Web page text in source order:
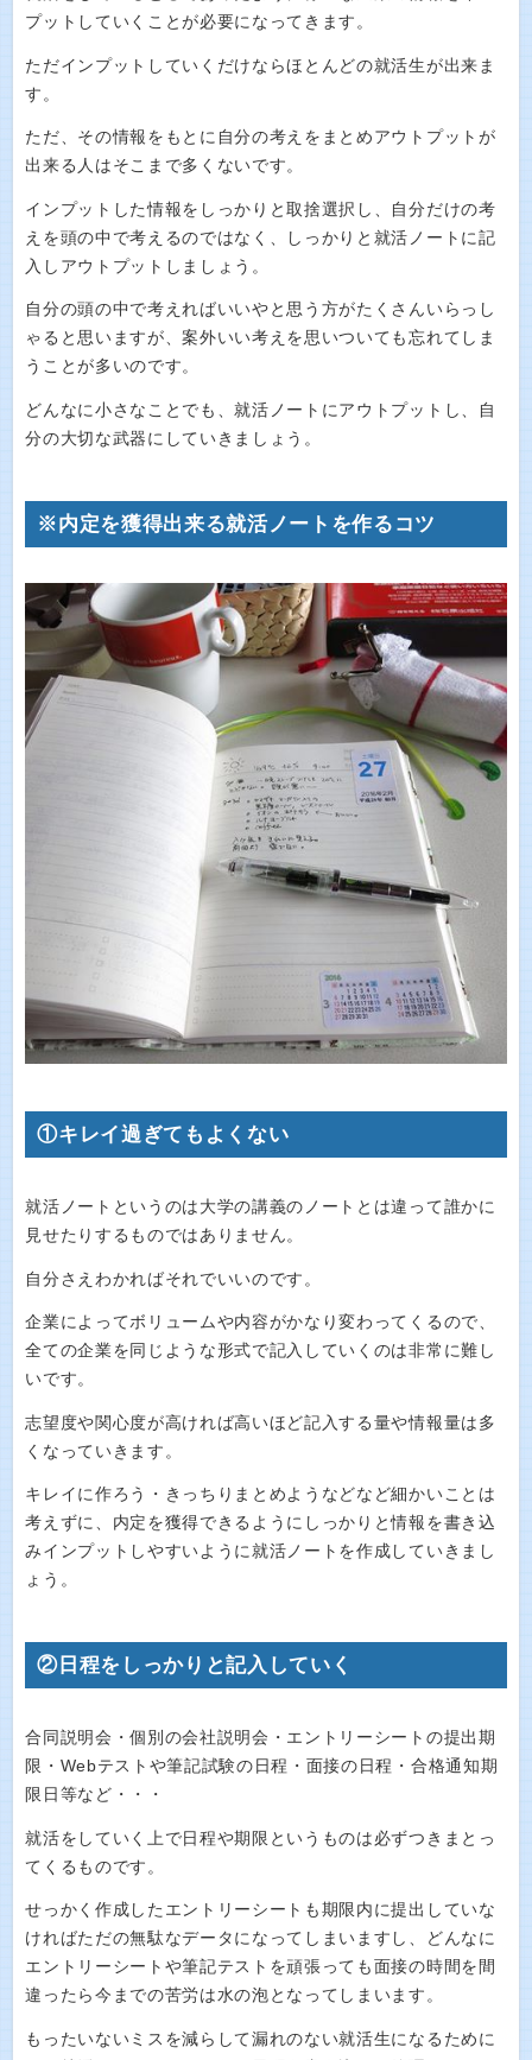
プットしていくことが必要になってきます。
ただインプットしていくだけならほとんどの就活生が出来ま
す。
ただ、その情報をもとに自分の考えをまとめアウトプットが
出来る人はそこまで多くないです。
インプットした情報をしっかりと取捨選択し、自分だけの考
えを頭の中で考えるのではなく、しっかりと就活ノートに記
入しアウトプットしましょう。
自分の頭の中で考えればいいやと思う方がたくさんいらっし
ゃると思いますが、案外いい考えを思いついても忘れてしま
うことが多いのです。
どんなに小さなことでも、就活ノートにアウトプットし、自
分の大切な武器にしていきましょう。
※内定を獲得出来る就活ノートを作るコツ
①キレイ過ぎてもよくない
就活ノートというのは大学の講義のノートとは違って誰かに
見せたりするものではありません。
自分さえわかればそれでいいのです。
企業によってボリュームや内容がかなり変わってくるので、
全ての企業を同じような形式で記入していくのは非常に難し
いです。
志望度や関心度が高ければ高いほど記入する量や情報量は多
くなっていきます。
キレイに作ろう・きっちりまとめようなどなど細かいことは
考えずに、内定を獲得できるようにしっかりと情報を書き込
みインプットしやすいように就活ノートを作成していきまし
ょう。
②日程をしっかりと記入していく
合同説明会・個別の会社説明会・エントリーシートの提出期
限・Webテストや筆記試験の日程・面接の日程・合格通知期
限日等など・・・
就活をしていく上で日程や期限というものは必ずつきまとっ
てくるものです。
せっかく作成したエントリーシートも期限内に提出していな
ければただの無駄なデータになってしまいますし、どんなに
エントリーシートや筆記テストを頑張っても面接の時間を間
違ったら今までの苦労は水の泡となってしまいます。
もったいないミスを減らして漏れのない就活生になるために